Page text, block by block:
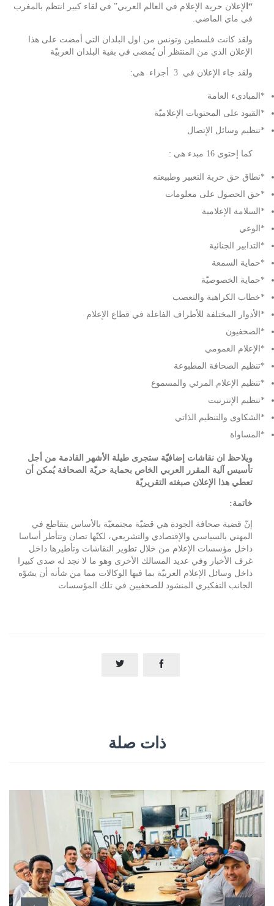
“ا لإعلان حرية الإعلام في العالم العربي” في لقاء كبير انتظم بالمغرب
في ماي الماضي.
ولقد كانت فلسطين وتونس من اول البلدان التي أمضت على هذا
الإعلان الذي من المنتظر أن يُمضى في بقية البلدان العربيّة
ولقد جاء الإعلان في 3 أجزاء هي:
*المبادىء العامة
*القيود على المحتويات الإعلاميّة
*تنظيم وسائل الإتصال
كما إحتوى 16 مبدء هي :
*نطاق حق حرية التعبير وطبيعته
*حق الحصول على معلومات
*السلامة الإعلامية
*الوعي
*التدابير الجنائية
*حماية السمعة
*حماية الخصوصيّة
*خطاب الكراهية والتعصب
*الأدوار المختلفة للأطراف الفاعلة في قطاع الإعلام
*الصحفيون
*الإعلام العمومي
*تنظيم الصحافة المطبوعة
*تنظيم الإعلام المرئي والمسموع
*تنظيم الإنترنيت
*الشكاوى والتنظيم الذاتي
*المساواة
ويلاحظ ان نقاشات إضافيّة ستجرى طيلة الأشهر القادمة من أجل
تأسيس آلية المقرر العربي الخاص بحماية حريّة الصحافة يُمكن أن
تعطي هذا الإعلان صبغته التقريريّة
خاتمة:
إنّ قضية صحافة الجودة هي قضيّة مجتمعيّة بالأساس يتقاطع في
المهني بالسياسي والإقتصادي والتشريعي، لكنّها تصان وتتأطر أساسا
داخل مؤسسات الإعلام من خلال تطوير النقاشات وتأطيرها داخل
غرف الأخبار وفي عديد المسالك الأخرى وهو ما لا نجد له صدى كبيرا
داخل وسائل الإعلام العربيّة بما فيها الوكالات مما من شأنه أن يشوّه
الجانب التفكيري المنشود للصحفيين في تلك المؤسسات


ذات صلة